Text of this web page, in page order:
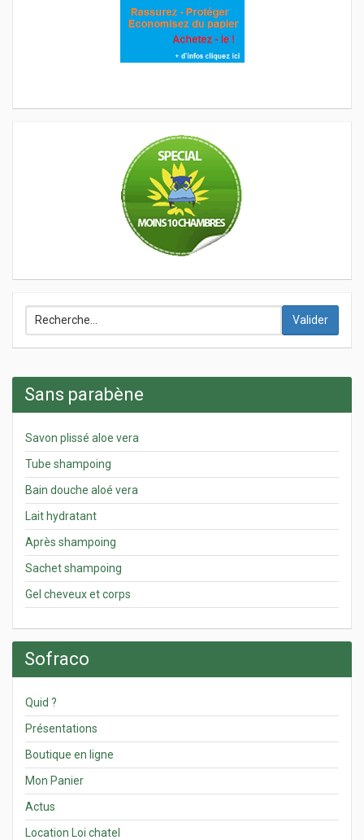
Valider
Sans parabène
Savon plissé aloe vera
Tube shampoing
Bain douche aloé vera
Lait hydratant
Après shampoing
Sachet shampoing
Gel cheveux et corps
Sofraco
Quid ?
Présentations
Boutique en ligne
Mon Panier
Actus
Location Loi chatel